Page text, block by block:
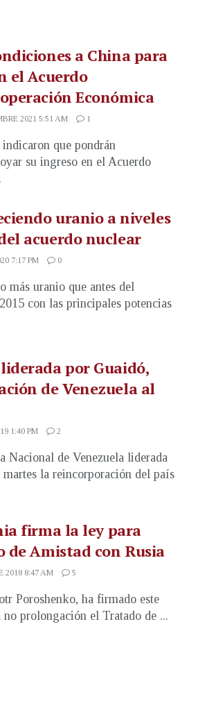
a China para
el Acuerdo
Económica
2021 5:51 AM 1
que pondrán
su ingreso en el Acuerdo
uranio a niveles
acuerdo nuclear
7:17 PM 0
más uranio que antes del
con las principales potencias
por Guaidó,
de Venezuela al
1:40 PM 2
Nacional de Venezuela liderada
la reincorporación del país
firma la ley para
Amistad con Rusia
2018 8:47 AM 5
Poroshenko, ha firmado este
prolongación el Tratado de ...